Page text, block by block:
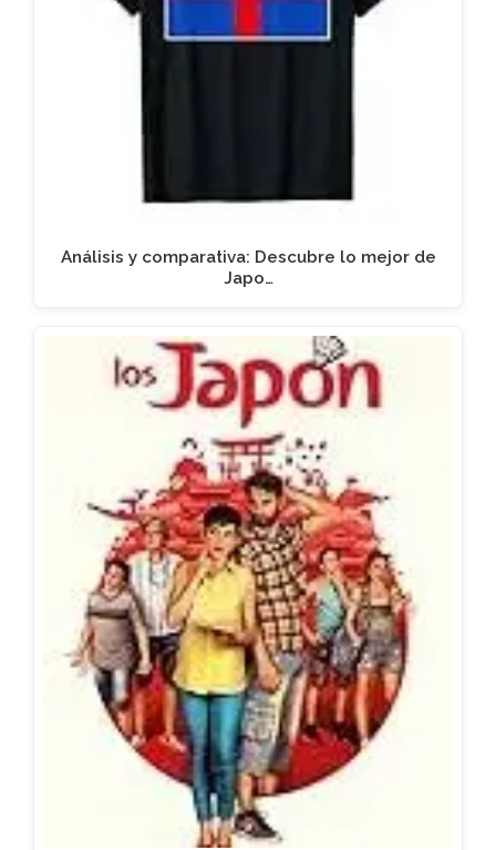
Análisis y comparativa: Descubre lo mejor de
Japo…